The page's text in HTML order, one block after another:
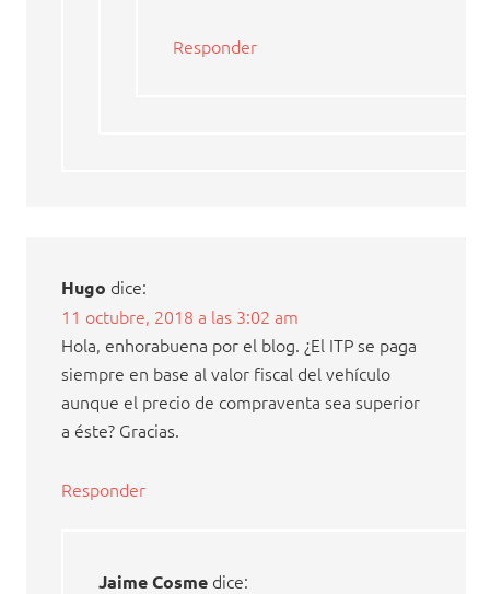
Responder
Hugo dice:
11 octubre, 2018 a las 3:02 am
Hola, enhorabuena por el blog. ¿El ITP se paga
siempre en base al valor fiscal del vehículo
aunque el precio de compraventa sea superior
a éste? Gracias.
Responder
Jaime Cosme dice: